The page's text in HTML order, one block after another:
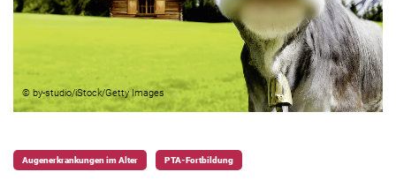
© by-studio/iStock/Getty Images
Augenerkrankungen im Alter PTA-Fortbildung